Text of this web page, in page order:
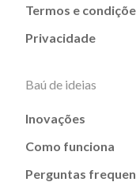
Termos e
Privacidade
Baú de ideias
Inovações
Como funciona
Perguntas